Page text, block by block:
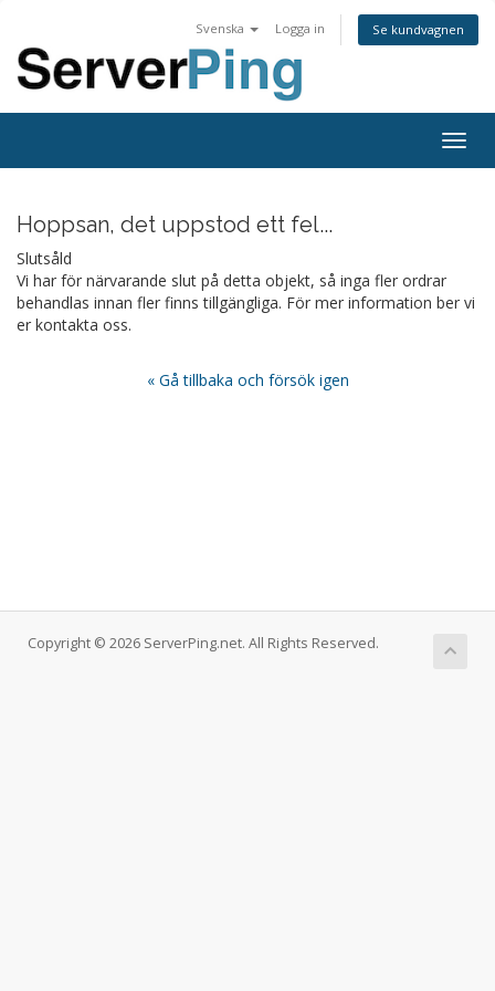
Svenska Logga in Se kundvagnen
Hoppsan, det uppstod ett fel...
Slutsåld
Vi har för närvarande slut på detta objekt, så inga fler ordrar
behandlas innan fler finns tillgängliga. För mer information ber vi
er kontakta oss.
« Gå tillbaka och försök igen
Copyright © 2026 ServerPing.net. All Rights Reserved.